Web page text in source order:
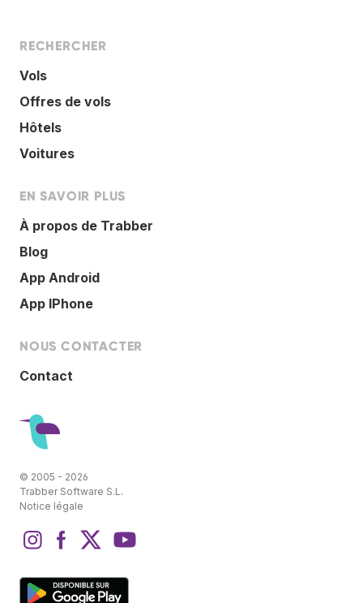
RECHERCHER
Vols
Offres de vols
Hôtels
Voitures
EN SAVOIR PLUS
À propos de Trabber
Blog
App Android
App IPhone
NOUS CONTACTER
Contact
© 2005 - 2026
Trabber Software S.L.
Notice légale